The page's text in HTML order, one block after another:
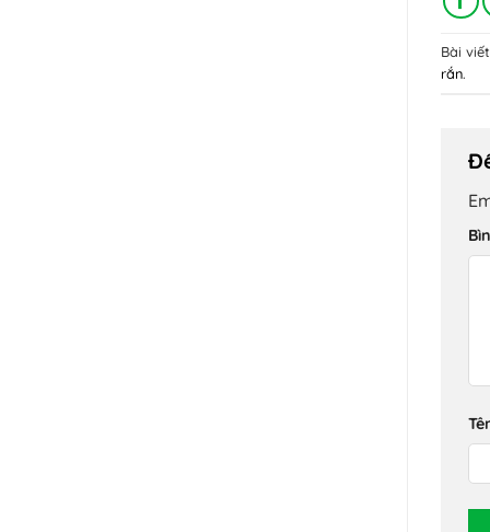
Bài
rắn.